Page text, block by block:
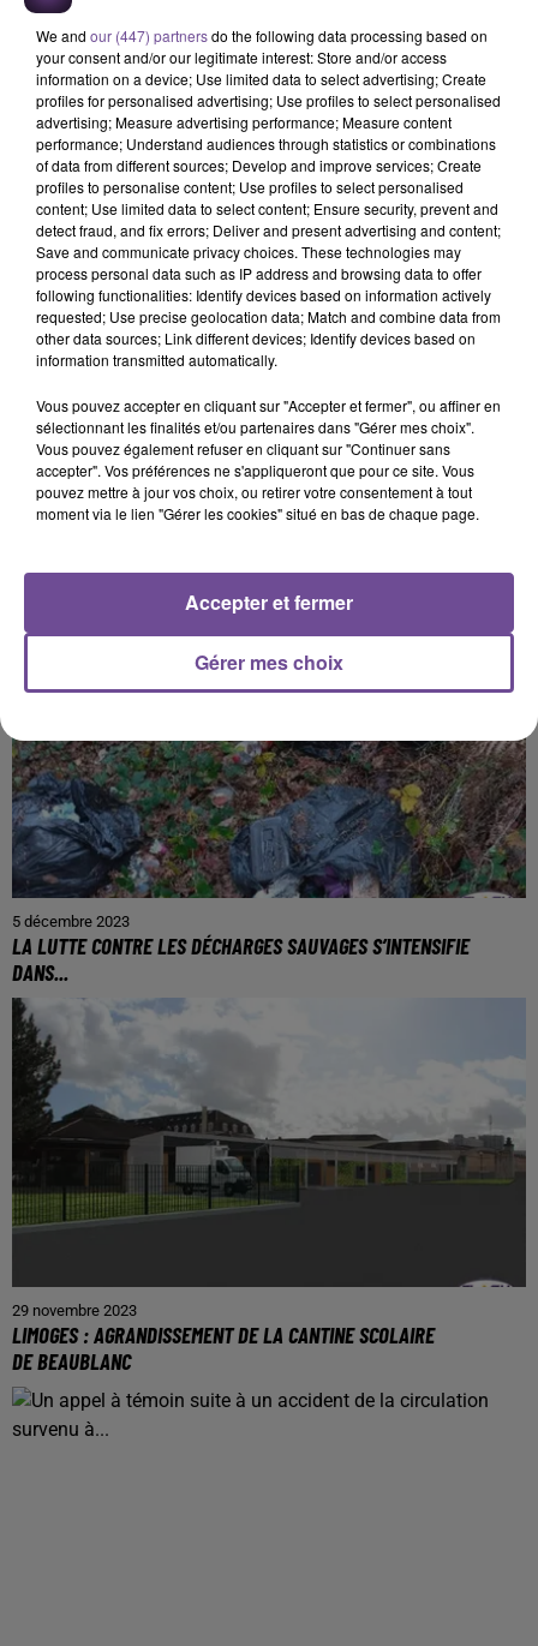
MANESKIN
The Loneliest
BOY
Dai Dai
Obsesion
Cet élément est masqué compte-tenu du refus du
dépôt de cookies que vous avez exprimé. Si vous
souhaitez l'afficher, merci de nous donner votre accord
en cliquant sur le bouton ci-dessous.
Afficher l'élément
PRÈS DE CHEZ VOUS
5 décembre 2023
LA LUTTE CONTRE LES DÉCHARGES SAUVAGES S’INTENSIFIE
DANS...
29 novembre 2023
LIMOGES : AGRANDISSEMENT DE LA CANTINE SCOLAIRE
DE BEAUBLANC
We and our (447) partnersdo the following data processing based on
your consent and/or our legitimate interest: Store and/or access
information on a device; Use limited data to select advertising; Create
profiles for personalised advertising; Use profiles to select personalised
advertising; Measure advertising performance; Measure content
performance; Understand audiences through statistics or combinations
of data from different sources; Develop and improve services; Create
profiles to personalise content; Use profiles to select personalised
content; Use limited data to select content; Ensure security, prevent and
detect fraud, and fix errors; Deliver and present advertising and content;
Save and communicate privacy choices. These technologies may
process personal data such as IP address and browsing data to offer
following functionalities: Identify devices based on information actively
requested; Use precise geolocation data; Match and combine data from
other data sources; Link different devices; Identify devices based on
information transmitted automatically.
Vous pouvez accepter en cliquant sur "Accepter et fermer", ou affiner en
sélectionnant les finalités et/ou partenaires dans "Gérer mes choix".
Vous pouvez également refuser en cliquant sur "Continuer sans
accepter". Vos préférences ne s'appliqueront que pour ce site. Vous
pouvez mettre à jour vos choix, ou retirer votre consentement à tout
moment via le lien "Gérer les cookies" situé en bas de chaque page.
Gérer mes choix
Accepter et fermer